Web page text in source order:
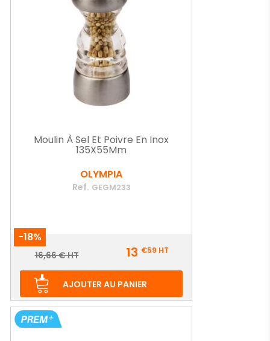
Moulin À Sel Et Poivre En Inox
135X55Mm
OLYMPIA
Ref. GEGM233
-18%
Prix
Prix
base
16,66 € HT 13 €59 HT
AJOUTER AU PANIER